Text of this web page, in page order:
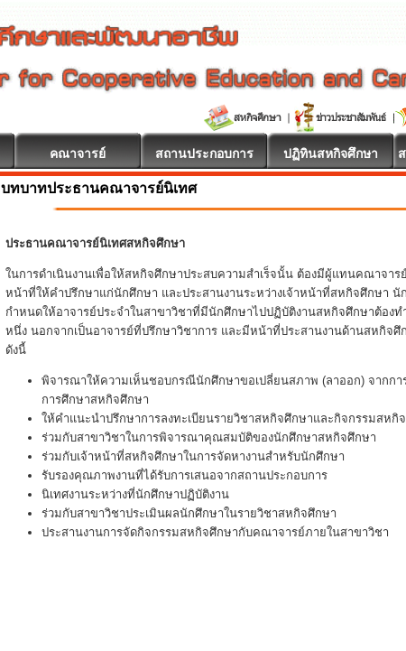
คณาจารย์ สถานประกอบการ ปฏิทินสหกิจศึกษา
บทบาทประธานคณาจารย์นิเทศ
ประธานคณาจารย์นิเทศสหกิจศึกษา
ในการดำเนินงานเพื่อให้สหกิจศึกษาประสบความสำเร็จนั้น ต้องมีผู้แทนคณาจา
หน้าที่ให้คำปรึกษาแก่นักศึกษา และประสานงานระหว่างเจ้าหน้าที่สหกิจศึกษา
กำหนดให้อาจารย์ประจำในสาขาวิชาที่มีนักศึกษาไปปฏิบัติงานสหกิจศึกษาต้อง
หนึ่ง นอกจากเป็นอาจารย์ที่ปรึกษาวิชาการ และมีหน้าที่ประสานงานด้านสหกิจ
ดังนี้
พิจารณาให้ความเห็นชอบกรณีนักศึกษาขอเปลี่ยนสภาพ (ลาออก) จากก
การศึกษาสหกิจศึกษา
ให้คำแนะนำปรึกษาการลงทะเบียนรายวิชาสหกิจศึกษาและกิจกรรมสหกิ
ร่วมกับสาขาวิชาในการพิจารณาคุณสมบัติของนักศึกษาสหกิจศึกษา
ร่วมกับเจ้าหน้าที่สหกิจศึกษาในการจัดหางานสำหรับนักศึกษา
รับรองคุณภาพงานที่ได้รับการเสนอจากสถานประกอบการ
นิเทศงานระหว่างที่นักศึกษาปฏิบัติงาน
ร่วมกับสาขาวิชาประเมินผลนักศึกษาในรายวิชาสหกิจศึกษา
ประสานงานการจัดกิจกรรมสหกิจศึกษากับคณาจารย์ภายในสาขาวิชา